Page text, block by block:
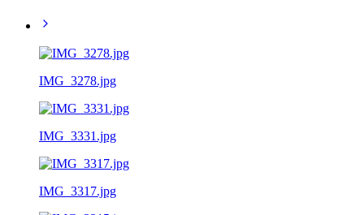
IMG_3278.jpg
IMG_3331.jpg
IMG_3317.jpg